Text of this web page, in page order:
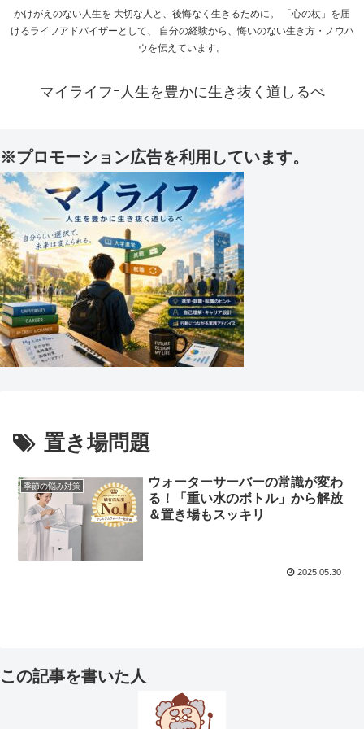
かけがえのない人生を 大切な人と、後悔なく生きるために。 「心の杖」を届
けるライフアドバイザーとして、 自分の経験から、悔いのない生き方・ノウハ
ウを伝えています。
マイライフｰ人生を豊かに生き抜く道しるべ
※プロモーション広告を利用しています。
置き場問題
季節の悩み対策
ウォーターサーバーの常識が変わ
る！「重い水のボトル」から解放
＆置き場もスッキリ
2025.05.30
この記事を書いた人